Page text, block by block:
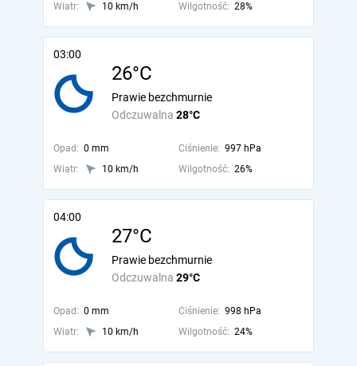
Wiatr:
10 km/h Wilgotność: 28%
03:00
26°C
Odczuwalna 28°C
Prawie bezchmurnie
Opad: 0 mm Ciśnienie: 997 hPa
Wiatr:
10 km/h Wilgotność: 26%
04:00
27°C
Odczuwalna 29°C
Prawie bezchmurnie
Opad: 0 mm Ciśnienie: 998 hPa
Wiatr:
10 km/h Wilgotność: 24%